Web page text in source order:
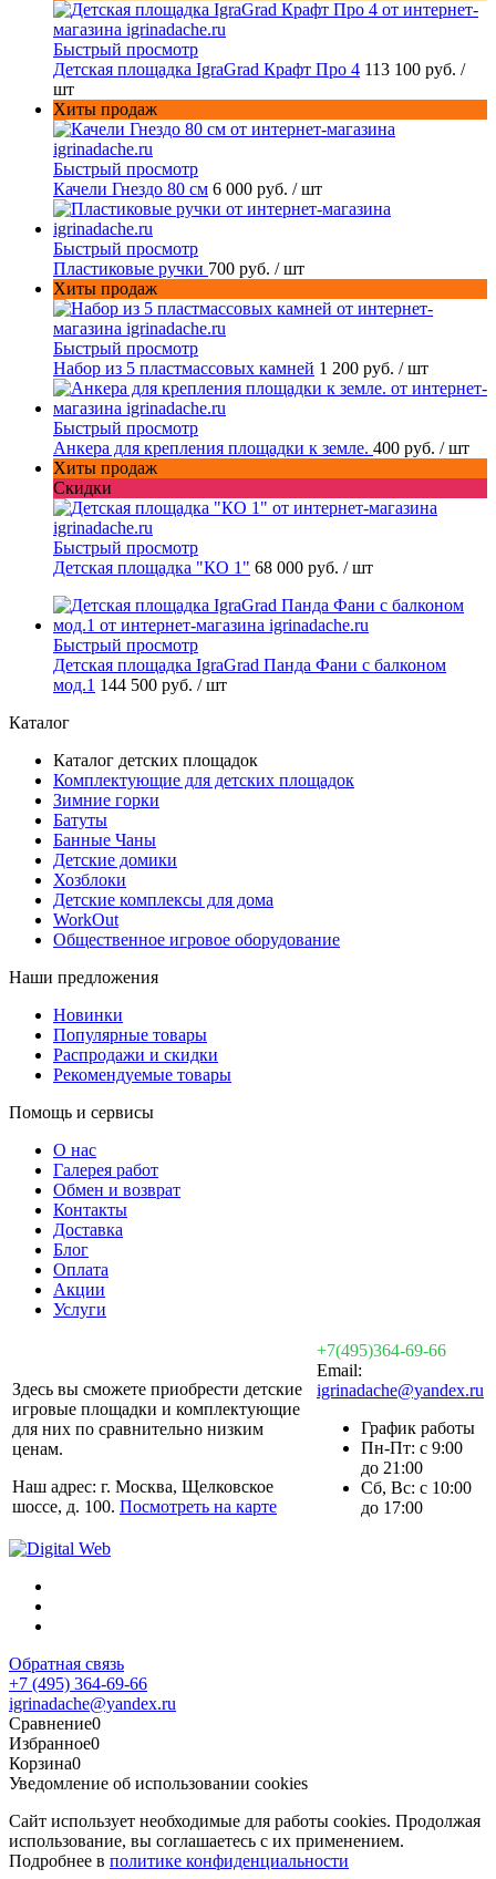
Быстрый просмотр
Детская площадка IgraGrad Крафт Про 4 113 100 руб. /
шт
Хиты продаж
Быстрый просмотр
Качели Гнездо 80 см 6 000 руб. / шт
Быстрый просмотр
Пластиковые ручки 700 руб. / шт
Хиты продаж
Быстрый просмотр
Набор из 5 пластмассовых камней 1 200 руб. / шт
Быстрый просмотр
Анкера для крепления площадки к земле. 400 руб. / шт
Хиты продаж
Скидки
Быстрый просмотр
Детская площадка "КО 1" 68 000 руб. / шт
Быстрый просмотр
Детская площадка IgraGrad Панда Фани с балконом
мод.1 144 500 руб. / шт
Каталог
Каталог детских площадок
Комплектующие для детских площадок
Зимние горки
Батуты
Банные Чаны
Детские домики
Хозблоки
Детские комплексы для дома
WorkOut
Общественное игровое оборудование
Наши предложения
Новинки
Популярные товары
Распродажи и скидки
Рекомендуемые товары
Помощь и сервисы
О нас
Галерея работ
Обмен и возврат
Контакты
Доставка
Блог
Оплата
Акции
Услуги
Здесь вы сможете приобрести детские
игровые площадки и комплектующие
для них по сравнительно низким
ценам.
Наш адрес: г. Москва, Щелковское
шоссе, д. 100. Посмотреть на карте
+7(495)364-69-66
Email:
igrinadache@yandex.ru
График работы
Пн-Пт: с 9:00
до 21:00
Сб, Вс: с 10:00
до 17:00
Обратная связь
+7 (495) 364-69-66
igrinadache@yandex.ru
Сравнение0
Избранное0
Корзина0
Уведомление об использовании cookies
Сайт использует необходимые для работы cookies. Продолжая
использование, вы соглашаетесь с их применением.
Подробнее в политике конфиденциальности